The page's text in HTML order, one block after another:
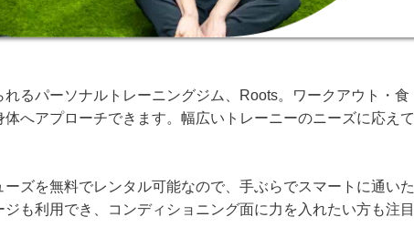
るパーソナルトレーニングジム、Roots。ワークアウト・食
へアプローチできます。幅広いトレーニーのニーズに応えて
ーズを無料でレンタル可能なので、手ぶらでスマートに通いた
も利用でき、コンディショニング面に力を入れたい方も注目